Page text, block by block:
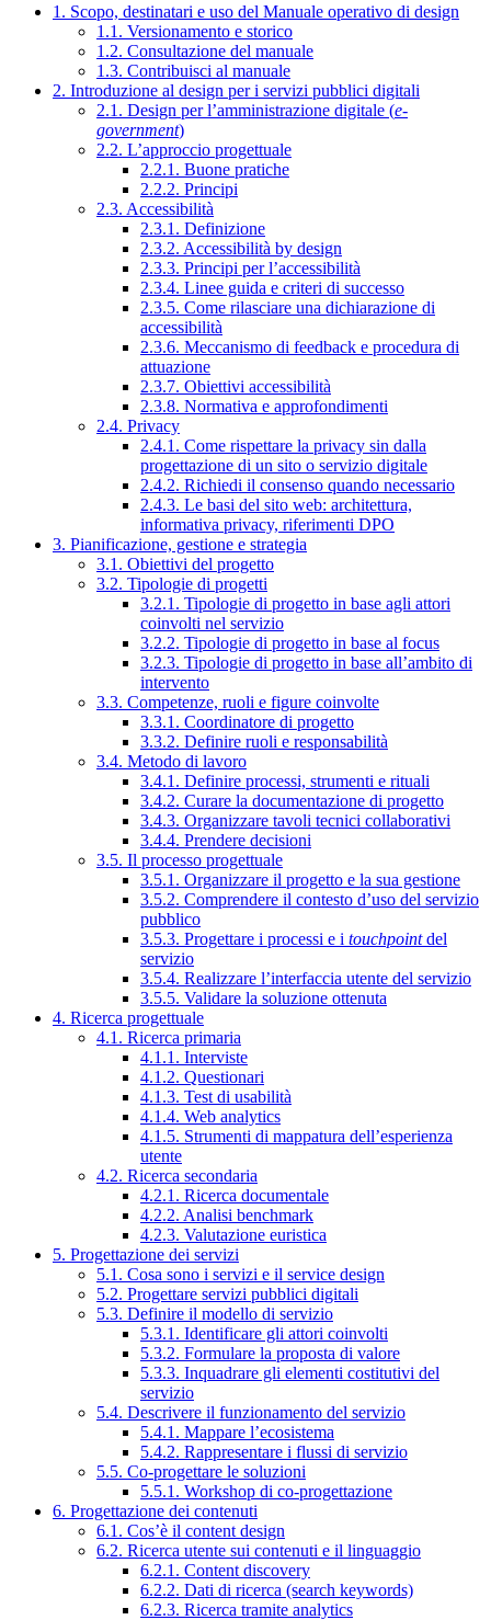
1. Scopo, destinatari e uso del Manuale operativo di design
1.1. Versionamento e storico
1.2. Consultazione del manuale
1.3. Contribuisci al manuale
2. Introduzione al design per i servizi pubblici digitali
2.1. Design per l’amministrazione digitale (e-
government)
2.2. L’approccio progettuale
2.2.1. Buone pratiche
2.2.2. Principi
2.3. Accessibilità
2.3.1. Definizione
2.3.2. Accessibilità by design
2.3.3. Principi per l’accessibilità
2.3.4. Linee guida e criteri di successo
2.3.5. Come rilasciare una dichiarazione di
accessibilità
2.3.6. Meccanismo di feedback e procedura di
attuazione
2.3.7. Obiettivi accessibilità
2.3.8. Normativa e approfondimenti
2.4. Privacy
2.4.1. Come rispettare la privacy sin dalla
progettazione di un sito o servizio digitale
2.4.2. Richiedi il consenso quando necessario
2.4.3. Le basi del sito web: architettura,
informativa privacy, riferimenti DPO
3. Pianificazione, gestione e strategia
3.1. Obiettivi del progetto
3.2. Tipologie di progetti
3.2.1. Tipologie di progetto in base agli attori
coinvolti nel servizio
3.2.2. Tipologie di progetto in base al focus
3.2.3. Tipologie di progetto in base all’ambito di
intervento
3.3. Competenze, ruoli e figure coinvolte
3.3.1. Coordinatore di progetto
3.3.2. Definire ruoli e responsabilità
3.4. Metodo di lavoro
3.4.1. Definire processi, strumenti e rituali
3.4.2. Curare la documentazione di progetto
3.4.3. Organizzare tavoli tecnici collaborativi
3.4.4. Prendere decisioni
3.5. Il processo progettuale
3.5.1. Organizzare il progetto e la sua gestione
3.5.2. Comprendere il contesto d’uso del servizio
pubblico
3.5.3. Progettare i processi e i touchpointdel
servizio
3.5.4. Realizzare l’interfaccia utente del servizio
3.5.5. Validare la soluzione ottenuta
4. Ricerca progettuale
4.1. Ricerca primaria
4.1.1. Interviste
4.1.2. Questionari
4.1.3. Test di usabilità
4.1.4. Web analytics
4.1.5. Strumenti di mappatura dell’esperienza
utente
4.2. Ricerca secondaria
4.2.1. Ricerca documentale
4.2.2. Analisi benchmark
4.2.3. Valutazione euristica
5. Progettazione dei servizi
5.1. Cosa sono i servizi e il service design
5.2. Progettare servizi pubblici digitali
5.3. Definire il modello di servizio
5.3.1. Identificare gli attori coinvolti
5.3.2. Formulare la proposta di valore
5.3.3. Inquadrare gli elementi costitutivi del
servizio
5.4. Descrivere il funzionamento del servizio
5.4.1. Mappare l’ecosistema
5.4.2. Rappresentare i flussi di servizio
5.5. Co-progettare le soluzioni
5.5.1. Workshop di co-progettazione
6. Progettazione dei contenuti
6.1. Cos’è il content design
6.2. Ricerca utente sui contenuti e il linguaggio
6.2.1. Content discovery
6.2.2. Dati di ricerca (search keywords)
6.2.3. Ricerca tramite analytics